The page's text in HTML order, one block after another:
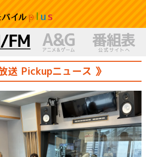
送 Pickupニュース 》